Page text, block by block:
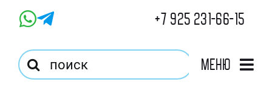
+7 925 231-66-15
Результат
поиска:
Меню